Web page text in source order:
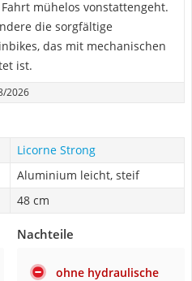
mühelos vonstattengeht.
die sorgfältige
das mit mechanischen
ist.
2026
Licorne Strong
Aluminium leicht, steif
48 cm
Nachteile
ohne hydraulische